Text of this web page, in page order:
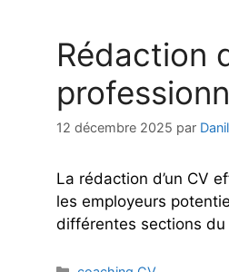
Rédaction
12 décembre 2025 par
La rédaction d’un CV
les employeurs
différentes sections